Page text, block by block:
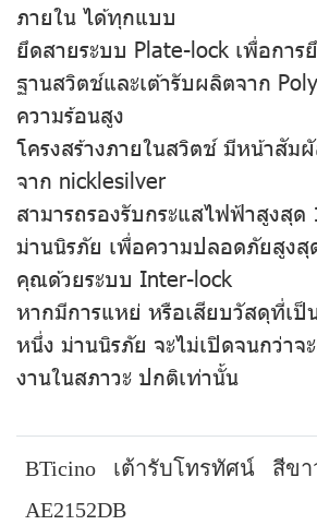
ภายใน ได้ทุกแบบ
ยึดสายระบบ Plate-lock เพื่อกา
ฐานสวิตช์และเต้ารับผลิตจาก
ความร้อนสูง
โครงสร้างภายในสวิตช์ มีหน้าสัม
จาก nicklesilver
สามารถรองรับกระแสไฟฟ้าสูงสุ
ม่านนิรภัย เพื่อความปลอดภัยสูง
คุณด้วยระบบ Inter-lock
หากมีการแหย่ หรือเสียบวัสดุที่เป็
หนึ่ง ม่านนิรภัย จะไม่เปิดจนกว่า
งานในสภาวะ ปกติเท่านั้น
BTicino เต้ารับโทรทัศน์ สีขา
AE2152DB